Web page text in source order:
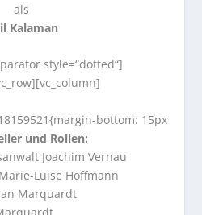
als
Kalaman
style=“dotted“]
bottom: 15px
und Rollen:
Joachim Vernau
Luise Hoffmann
Marquardt